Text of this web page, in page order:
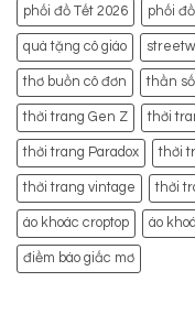
phối đồ Tết 2026 phối
quà tặng cô giáo
thơ buồn cô đơn thần
thời trang Gen Z thời
thời trang Paradox thời
thời trang vintage thời
áo khoác croptop áo
điềm báo giấc mơ